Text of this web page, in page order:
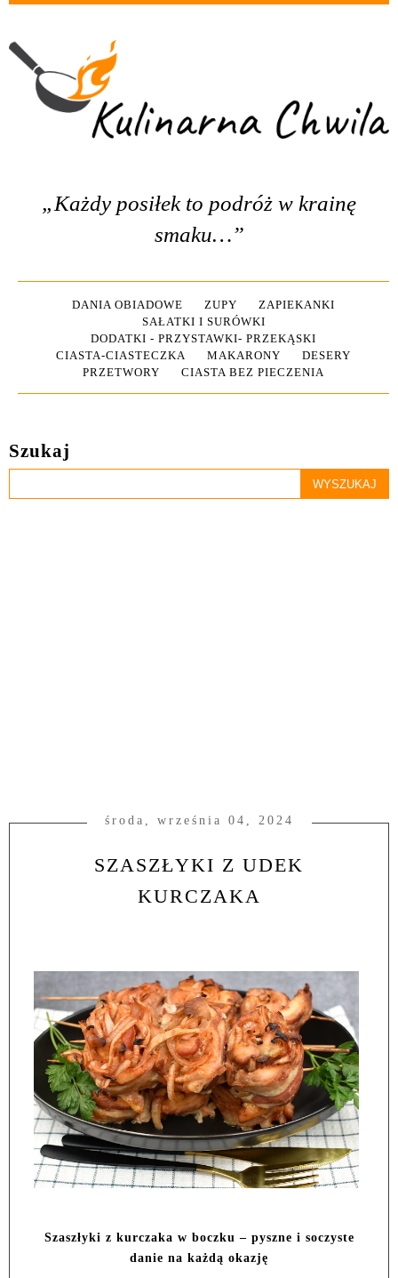
„Każdy posiłek to podróż w krainę
smaku…”
DANIA OBIADOWE ZUPY
ZAPIEKANKI
SAŁATKI I SURÓWKI
DODATKI - PRZYSTAWKI- PRZEKĄSKI
CIASTA-CIASTECZKA
MAKARONY
DESERY
PRZETWORY
CIASTA BEZ PIECZENIA
Szukaj
środa, września 04, 2024
SZASZŁYKI Z UDEK
KURCZAKA
Szaszłyki z kurczaka w boczku – pyszne i soczyste
danie na każdą okazję